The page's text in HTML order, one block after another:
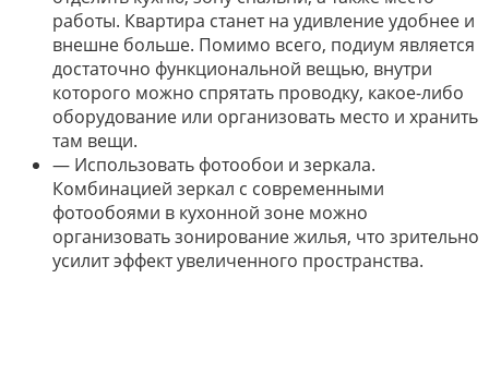
работы. Квартира станет на удивление удобнее и
внешне больше. Помимо всего, подиум является
достаточно функциональной вещью, внутри
которого можно спрятать проводку, какое-либо
оборудование или организовать место и хранить
там вещи.
— Использовать фотообои и зеркала.
Комбинацией зеркал с современными
фотообоями в кухонной зоне можно
организовать зонирование жилья, что зрительно
усилит эффект увеличенного пространства.